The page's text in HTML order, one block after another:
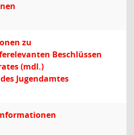
zu
Beschlüssen
(mdl.)
Jugendamtes